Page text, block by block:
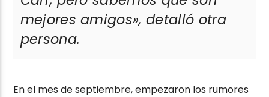
mejores amigos», detalló otra
persona.
En el mes de septiembre, empezaron los rumores